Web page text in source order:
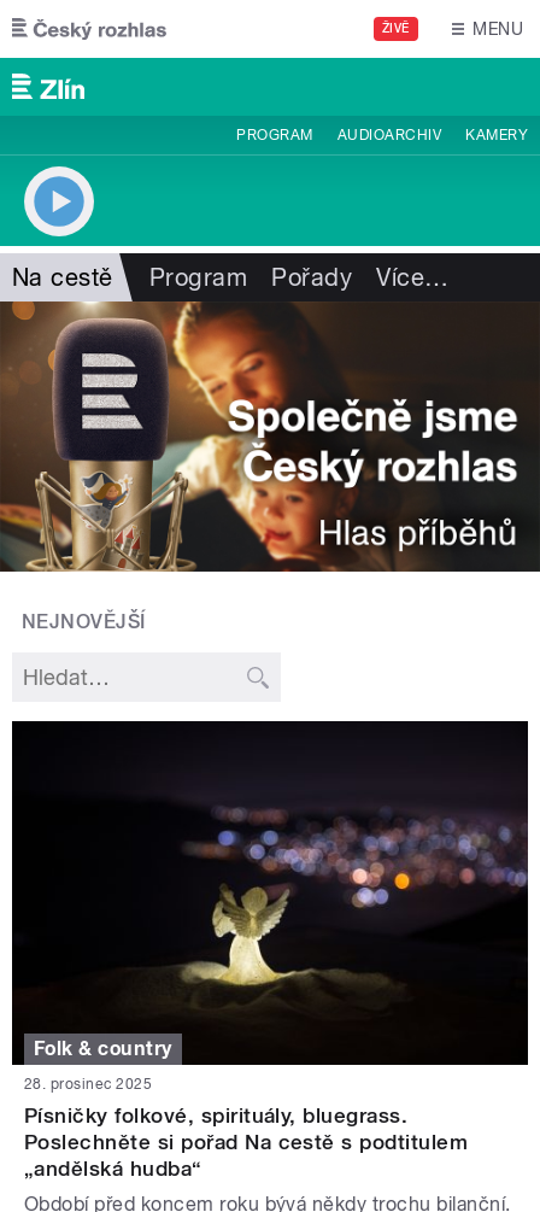
Přejít k hlavnímu obsahu
ŽIVĚ MENU
PROGRAM AUDIOARCHIV KAMERY
Na cestě Program Pořady Více…
NEJNOVĚJŠÍ
Folk & country
28. prosinec 2025
Písničky folkové, spirituály, bluegrass.
Poslechněte si pořad Na cestě s podtitulem
„andělská hudba“
Období před koncem roku bývá někdy trochu bilanční.